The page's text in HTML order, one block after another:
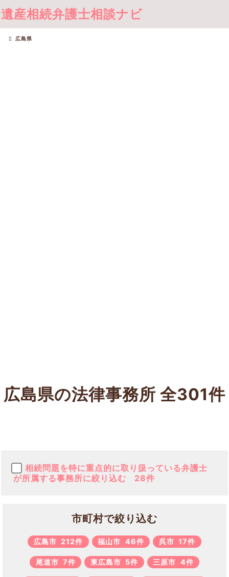
遺産相続弁護士相談ナビ
広島県
広島県の法律事務所 全301件
相続問題を特に重点的に取り扱っている弁護士
が所属する事務所に絞り込む
28件
市町村で絞り込む
広島市 212件 福山市 46件 呉市 17件
尾道市 7件 東広島市 5件 三原市 4件